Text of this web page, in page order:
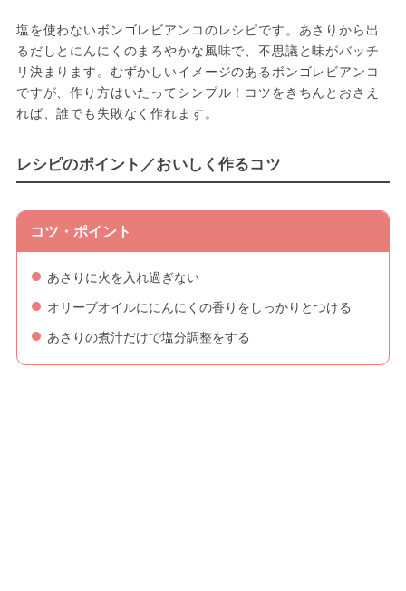
塩を使わないボンゴレビアンコのレシピです。あさりから出
るだしとにんにくのまろやかな風味で、不思議と味がバッチ
リ決まります。むずかしいイメージのあるボンゴレビアンコ
ですが、作り方はいたってシンプル！コツをきちんとおさえ
れば、誰でも失敗なく作れます。
レシピのポイント／おいしく作るコツ
コツ・ポイント
あさりに火を入れ過ぎない
オリーブオイルににんにくの香りをしっかりとつける
あさりの煮汁だけで塩分調整をする